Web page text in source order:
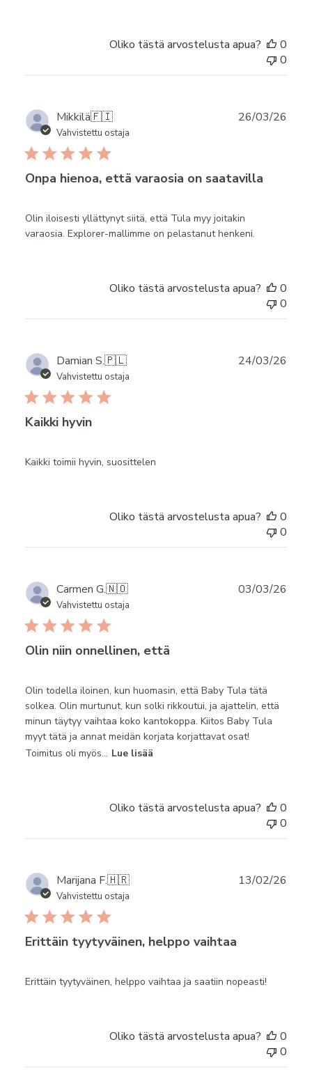
Oliko tästä arvostelusta apua?
0
0
Mikkilä🇫🇮
Vahvistettu ostaja
Onpa hienoa, että varaosia on saatavilla
Olin iloisesti yllättynyt siitä, että Tula myy joitakin
varaosia. Explorer-mallimme on pelastanut henkeni.
26/03/26
Oliko tästä arvostelusta apua?
0
0
Damian S.🇵🇱
Vahvistettu ostaja
Kaikki hyvin
Kaikki toimii hyvin, suosittelen
24/03/26
Oliko tästä arvostelusta apua?
0
0
Carmen G.🇳🇴
Vahvistettu ostaja
Olin niin onnellinen, että
Olin todella iloinen, kun huomasin, että Baby Tula tätä
solkea. Olin murtunut, kun solki rikkoutui, ja ajattelin, että
minun täytyy vaihtaa koko kantokoppa. Kiitos Baby Tula
myyt tätä ja annat meidän korjata korjattavat osat!
Toimitus oli myös... Lue lisää
03/03/26
Oliko tästä arvostelusta apua?
0
0
Marijana F.🇭🇷
Vahvistettu ostaja
Erittäin tyytyväinen, helppo vaihtaa
Erittäin tyytyväinen, helppo vaihtaa ja saatiin nopeasti!
13/02/26
Oliko tästä arvostelusta apua?
0
0